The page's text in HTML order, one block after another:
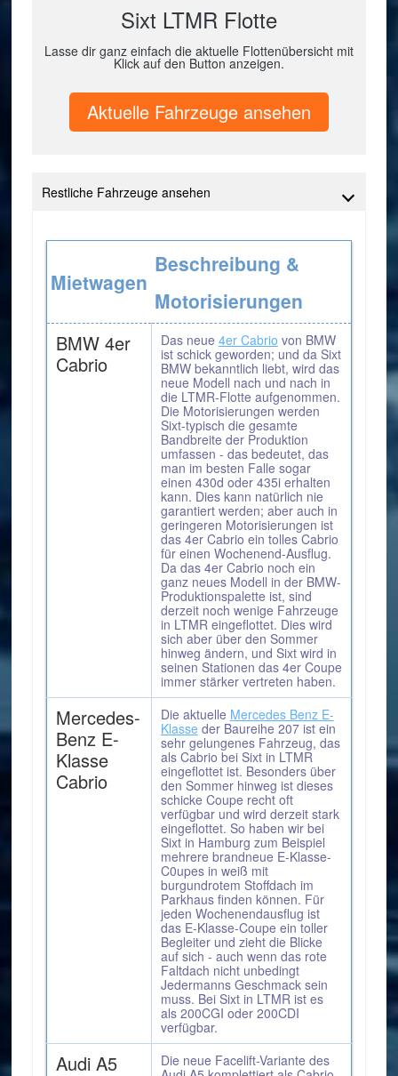
Sixt LTMR Flotte
Lasse dir ganz einfach die aktuelle Flottenübersicht mit
Klick auf den Button anzeigen.
Aktuelle Fahrzeuge ansehen
Restliche Fahrzeuge ansehen
Mietwagen
Beschreibung &
Motorisierungen
BMW 4er
Cabrio
Das neue 4er Cabrio von BMW
ist schick geworden; und da Sixt
BMW bekanntlich liebt, wird das
neue Modell nach und nach in
die LTMR-Flotte aufgenommen.
Die Motorisierungen werden
Sixt-typisch die gesamte
Bandbreite der Produktion
umfassen - das bedeutet, das
man im besten Falle sogar
einen 430d oder 435i erhalten
kann. Dies kann natürlich nie
garantiert werden; aber auch in
geringeren Motorisierungen ist
das 4er Cabrio ein tolles Cabrio
für einen Wochenend-Ausflug.
Da das 4er Cabrio noch ein
ganz neues Modell in der BMW-
Produktionspalette ist, sind
derzeit noch wenige Fahrzeuge
in LTMR eingeflottet. Dies wird
sich aber über den Sommer
hinweg ändern, und Sixt wird in
seinen Stationen das 4er Coupe
immer stärker vertreten haben.
Mercedes-
Benz E-
Klasse
Cabrio
Die aktuelle Mercedes Benz E-
Klasse der Baureihe 207 ist ein
sehr gelungenes Fahrzeug, das
als Cabrio bei Sixt in LTMR
eingeflottet ist. Besonders über
den Sommer hinweg ist dieses
schicke Coupe recht oft
verfügbar und wird derzeit stark
eingeflottet. So haben wir bei
Sixt in Hamburg zum Beispiel
mehrere brandneue E-Klasse-
C0upes in weiß mit
burgundrotem Stoffdach im
Parkhaus finden können. Für
jeden Wochenendausflug ist
das E-Klasse-Coupe ein toller
Begleiter und zieht die Blicke
auf sich - auch wenn das rote
Faltdach nicht unbedingt
Jedermanns Geschmack sein
muss. Bei Sixt in LTMR ist es
als 200CGI oder 200CDI
verfügbar.
Audi A5
Die neue Facelift-Variante des